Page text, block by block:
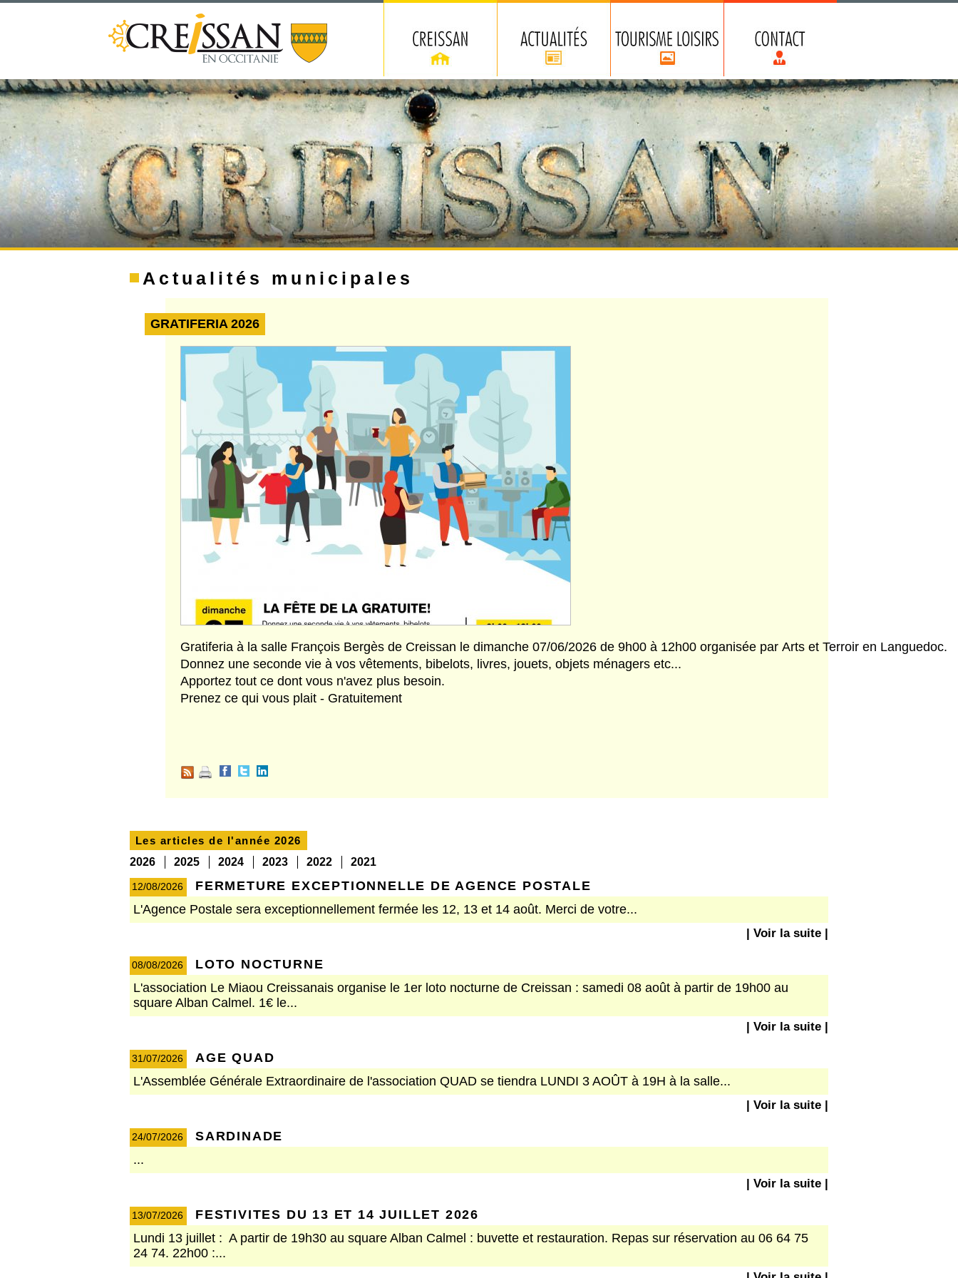
Actualités municipales
GRATIFERIA 2026
Gratiferia à la salle François Bergès de Creissan le dimanche 07/06/2026 de 9h00 à 12h00 organisée par Arts et Terroir en Languedoc.
Donnez une seconde vie à vos vêtements, bibelots, livres, jouets, objets ménagers etc...
Apportez tout ce dont vous n'avez plus besoin.
Prenez ce qui vous plait - Gratuitement
Les articles de l'année 2026
2026
2025 2024 2023 2022 2021
12/08/2026
FERMETURE EXCEPTIONNELLE DE AGENCE POSTALE
L'Agence Postale sera exceptionnellement fermée les 12, 13 et 14 août. Merci de votre...
| Voir la suite |
08/08/2026
LOTO NOCTURNE
L'association Le Miaou Creissanais organise le 1er loto nocturne de Creissan : samedi 08 août à partir de 19h00 au
square Alban Calmel. 1€ le...
| Voir la suite |
31/07/2026
AGE QUAD
L'Assemblée Générale Extraordinaire de l'association QUAD se tiendra LUNDI 3 AOÛT à 19H à la salle...
| Voir la suite |
24/07/2026
SARDINADE
...
| Voir la suite |
13/07/2026
FESTIVITES DU 13 ET 14 JUILLET 2026
Lundi 13 juillet : A partir de 19h30 au square Alban Calmel : buvette et restauration. Repas sur réservation au 06 64 75
24 74. 22h00 :...